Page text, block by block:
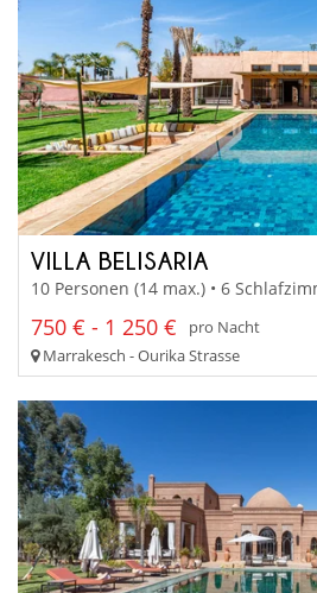
VILLA BELISARIA
10 Personen (14 max.) • 6
750 € - 1 250 €
pro Nacht
Marrakesch - Ourika Strasse